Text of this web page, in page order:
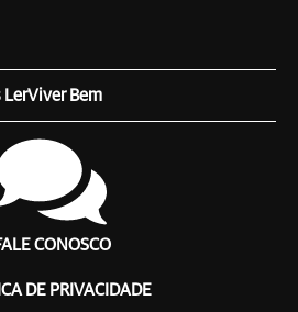
LerViver Bem
CONOSCO
DE PRIVACIDADE